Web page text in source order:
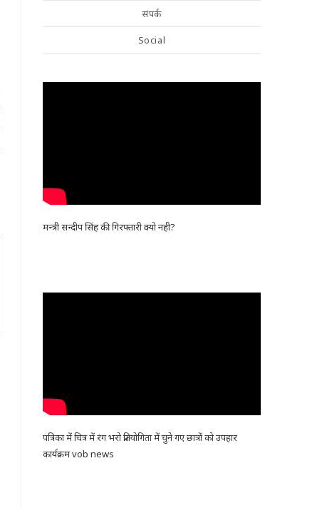
संपर्क
Social
मन्त्री सन्दीप सिंह की गिरफ्तारी क्यो नही?
पत्रिका में चित्र में रंग भरो प्रतियोगिता में चुने गए छात्रों को उपहार
कार्यक्रम vob news